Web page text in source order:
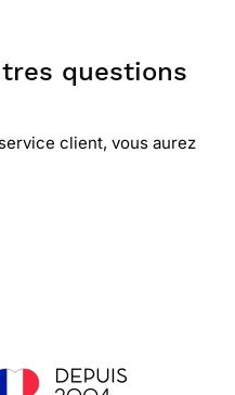
questions
client, vous aurez